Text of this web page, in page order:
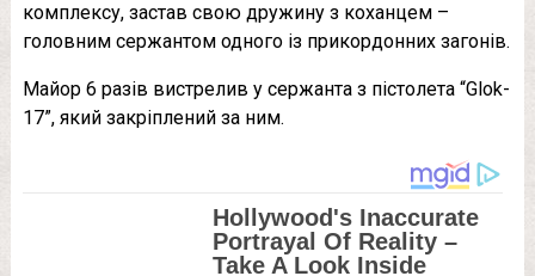
комплексу, застав свою дружину з коханцем –
головним сержантом одного із прикордонних загонів.
Майор 6 разів вистрелив у сержанта з пістолета “Glok-
17”, який закріплений за ним.